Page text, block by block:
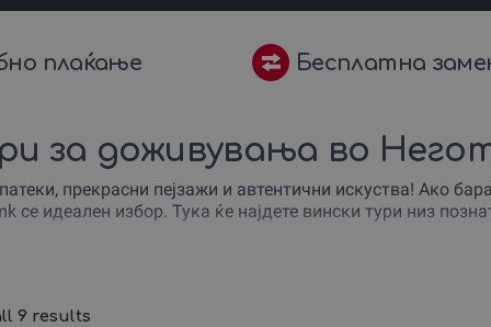
плаќање Бесплатна
за доживувања во
прекрасни пејзажи и автентични искуства! Ако
се идеален избор. Тука ќе најдете вински тури низ
Изненадете ги саканите со ексклузивна винска
9 results